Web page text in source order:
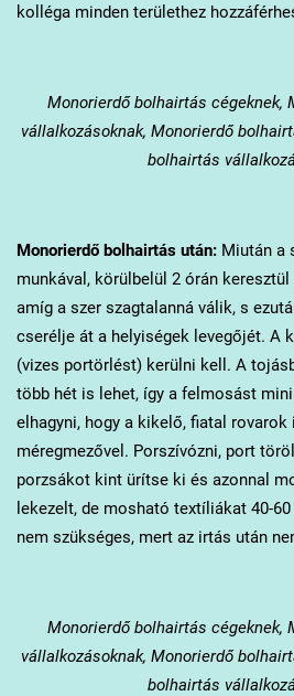
kolléga minden területhez
Monorierdőbolhairtás cégeknek,
vállalkozásoknak, Monorierdő
bolhairtás
Monorierdőbolhairtás után:Miután a
munkával, körülbelül 2 órán
amíg a szer szagtalanná válik, s
cserélje át a helyiségek levegőjét. A
(vizes portörlést) kerülni kell. A
több hét is lehet, így a felmosást
elhagyni, hogy a kikelő, fiatal rovarok
méregmezővel. Porszívózni, port
porzsákot kint ürítse ki és azonnal
lekezelt, de mosható textíliákat 40-
nem szükséges, mert az irtás után
Monorierdőbolhairtás cégeknek,
vállalkozásoknak, Monorierdő
bolhairtás